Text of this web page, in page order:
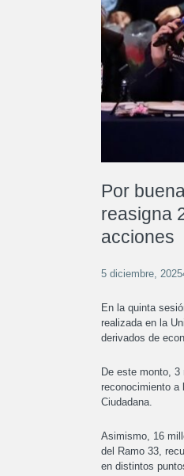
Por
reasigna
acciones
5 diciembre,
En la quinta
realizada en la
derivados de
De este monto,
reconocimiento a
Ciudadana.
Asimismo, 16
del Ramo 33,
en distintos